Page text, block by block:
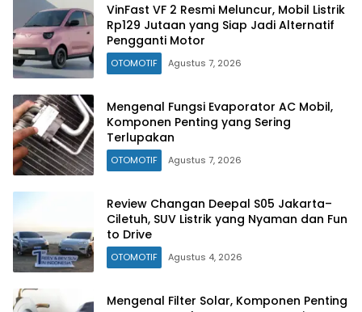
VinFast VF 2 Resmi Meluncur, Mobil Listrik
Rp129 Jutaan yang Siap Jadi Alternatif
Pengganti Motor
OTOMOTIF Agustus 7, 2026
Mengenal Fungsi Evaporator AC Mobil,
Komponen Penting yang Sering
Terlupakan
OTOMOTIF Agustus 7, 2026
Review Changan Deepal S05 Jakarta–
Ciletuh, SUV Listrik yang Nyaman dan Fun
to Drive
OTOMOTIF Agustus 4, 2026
Mengenal Filter Solar, Komponen Penting